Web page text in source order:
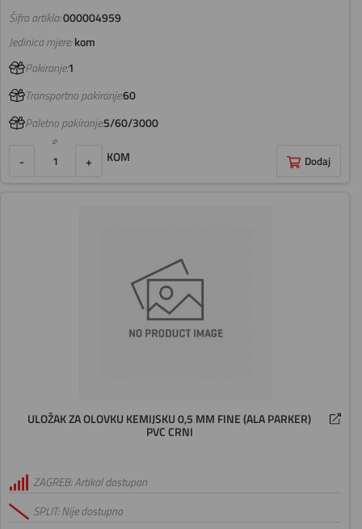
Šifra artikla:000004959
Jedinica mjere:kom
Pakiranje:1
Transportno pakiranje:60
Paletno pakiranje:5/60/3000
- + KOM Dodaj
ULOŽAK ZA OLOVKU KEMIJSKU 0,5 MM FINE (ALA PARKER)
PVC CRNI
ZAGREB: Artikal dostupan
SPLIT: Nije dostupno